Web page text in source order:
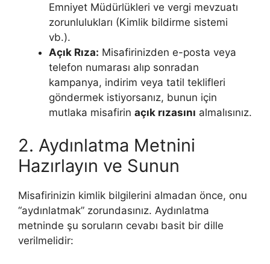
Emniyet Müdürlükleri ve vergi mevzuatı
zorunlulukları (Kimlik bildirme sistemi
vb.).
Açık Rıza: Misafirinizden e-posta veya
telefon numarası alıp sonradan
kampanya, indirim veya tatil teklifleri
göndermek istiyorsanız, bunun için
mutlaka misafirin açık rızasını almalısınız.
2. Aydınlatma Metnini
Hazırlayın ve Sunun
Misafirinizin kimlik bilgilerini almadan önce, onu
“aydınlatmak” zorundasınız. Aydınlatma
metninde şu soruların cevabı basit bir dille
verilmelidir: